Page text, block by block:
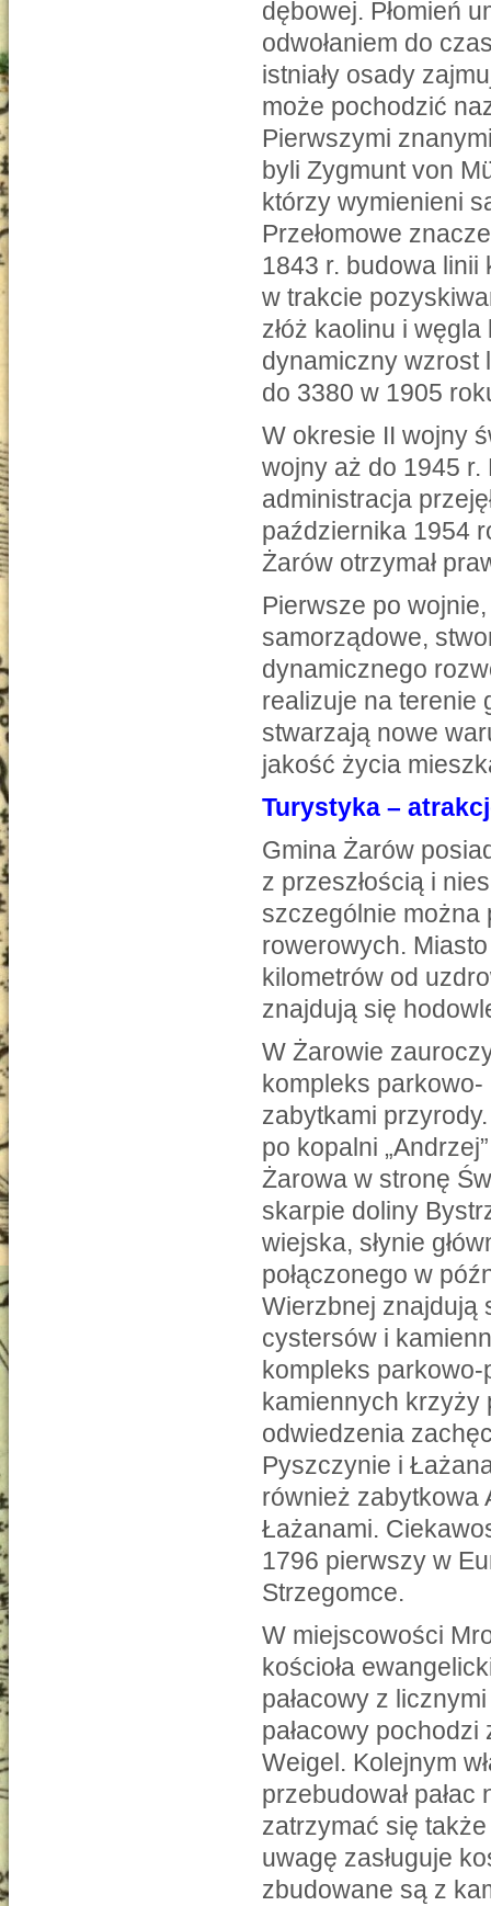
dębowej. Płomień
odwołaniem do
istniały osady
może pochodzić
Pierwszymi
byli Zygmunt von
którzy wymienieni
Przełomowe
1843 r. budowa linii
w trakcie
złóż kaolinu i
dynamiczny wzrost
do 3380 w 1905
W okresie II wojny
wojny aż do 1945
administracja
października 1954
Żarów otrzymał
Pierwsze po
samorządowe,
dynamicznego
realizuje na terenie
stwarzają nowe
jakość życia
Turystyka –
Gmina Żarów
z przeszłością i
szczególnie
rowerowych.
kilometrów od
znajdują się
W Żarowie
kompleks parkowo-
zabytkami
po kopalni
Żarowa w stronę
skarpie doliny
wiejska, słynie
połączonego w
Wierzbnej znajdują
cystersów i
kompleks parkowo-
kamiennych krzyży
odwiedzenia
Pyszczynie i
również zabytkowa
Łażanami.
1796 pierwszy w
Strzegomce.
W miejscowości
kościoła
pałacowy z
pałacowy
Weigel. Kolejnym
przebudował
zatrzymać się
uwagę zasługuje
zbudowane są z